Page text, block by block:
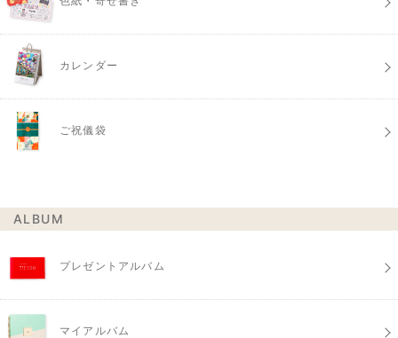
カレンダー
ご祝儀袋
ALBUM
プレゼントアルバム
マイアルバム